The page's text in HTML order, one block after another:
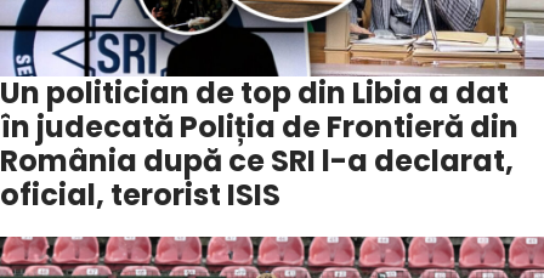
Un politician de top din Libia a dat
în judecată Poliția de Frontieră din
România după ce SRI l-a declarat,
oficial, terorist ISIS